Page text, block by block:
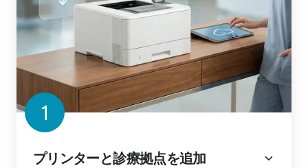
1
プリンターと診療拠点を追加